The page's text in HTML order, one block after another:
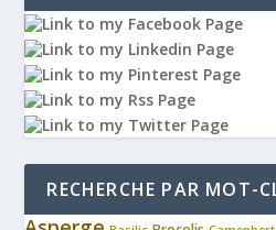
RECHERCHE PAR MOT-